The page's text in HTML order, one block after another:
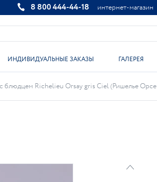
8 800 444-44-18 интернет-магазин
ИНДИВИДУАЛЬНЫЕ ЗАКАЗЫ ГАЛЕРЕЯ
блюдцем Richelieu Orsay gris Ciel (Ришелье Орсе